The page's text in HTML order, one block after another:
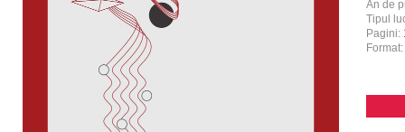
An de
Tipul
Pagini:
Format: